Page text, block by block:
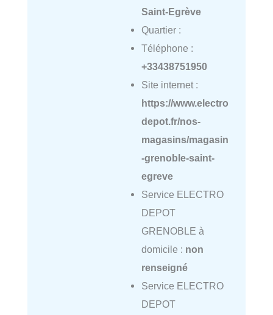
Saint-Egrève
Quartier :
Téléphone :
+33438751950
Site internet :
https://www.electro
depot.fr/nos-
magasins/magasin
-grenoble-saint-
egreve
Service ELECTRO
DEPOT
GRENOBLE à
domicile : non
renseigné
Service ELECTRO
DEPOT